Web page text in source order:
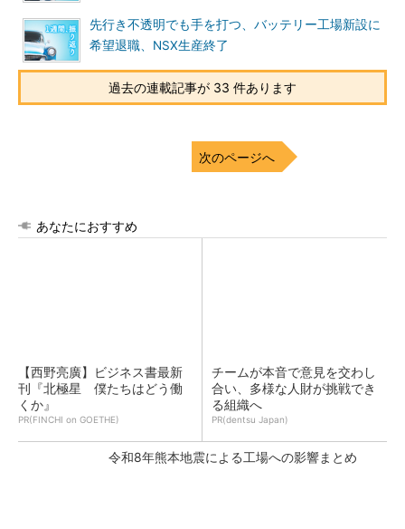
先行き不透明でも手を打つ、バッテリー工場新設に
希望退職、NSX生産終了
過去の連載記事が 33 件あります
次のページへ
あなたにおすすめ
【西野亮廣】ビジネス書最新
刊『北極星 僕たちはどう働
くか』
PR(FINCHI on GOETHE)
チームが本音で意見を交わし
合い、多様な人財が挑戦でき
る組織へ
PR(dentsu Japan)
令和8年熊本地震による工場への影響まとめ